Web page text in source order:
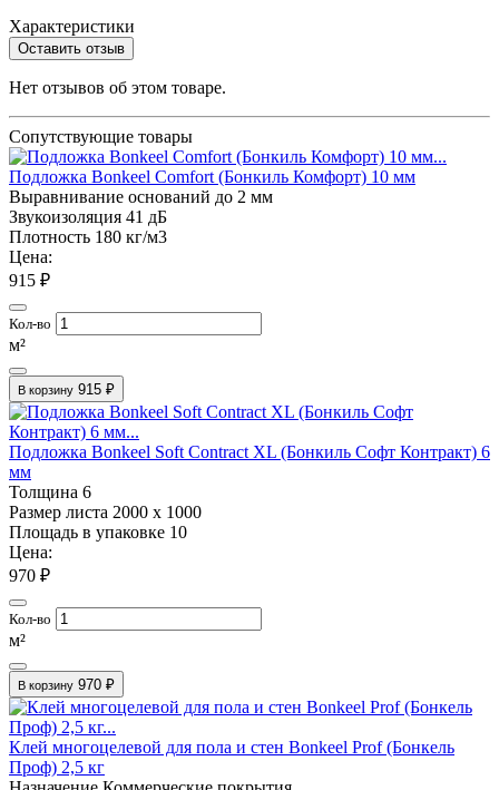
Характеристики
Оставить отзыв
Нет отзывов об этом товаре.
Сопутствующие товары
Подложка Bonkeel Comfort (Бонкиль Комфорт) 10 мм
Выравнивание оснований до 2 мм
Звукоизоляция 41 дБ
Плотность 180 кг/м3
Цена:
915 ₽
Кол-во
м²
В корзину 915 ₽
Подложка Bonkeel Soft Contract XL (Бонкиль Софт Контракт) 6
мм
Толщина 6
Размер листа 2000 х 1000
Площадь в упаковке 10
Цена:
970 ₽
Кол-во
м²
В корзину 970 ₽
Клей многоцелевой для пола и стен Bonkeel Prof (Бонкель
Проф) 2,5 кг